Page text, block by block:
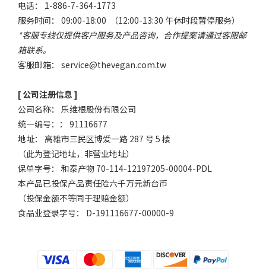
电话： 1-886-7-364-1773
服务时间： 09:00-18:00 （12:00-13:30 午休时段暂停服务）
*客服专线仅提供客户服务及产品咨询，合作提案请通过客服邮
箱联系。
客服邮箱： service@thevegan.com.tw
[ 公司注册信息 ]
公司名称： 乐维根股份有限公司
统一编号：： 91116677
地址： 高雄市三民区博爱一路 287 号 5 楼
（此为登记地址，非营业地址）
保单字号： 和泰产物 70-114-12197205-00004-PDL
本产品已投保产品责任险六千万元新台币
（投保金额不等同于理赔金额）
食品业登录字号： D-191116677-00000-9